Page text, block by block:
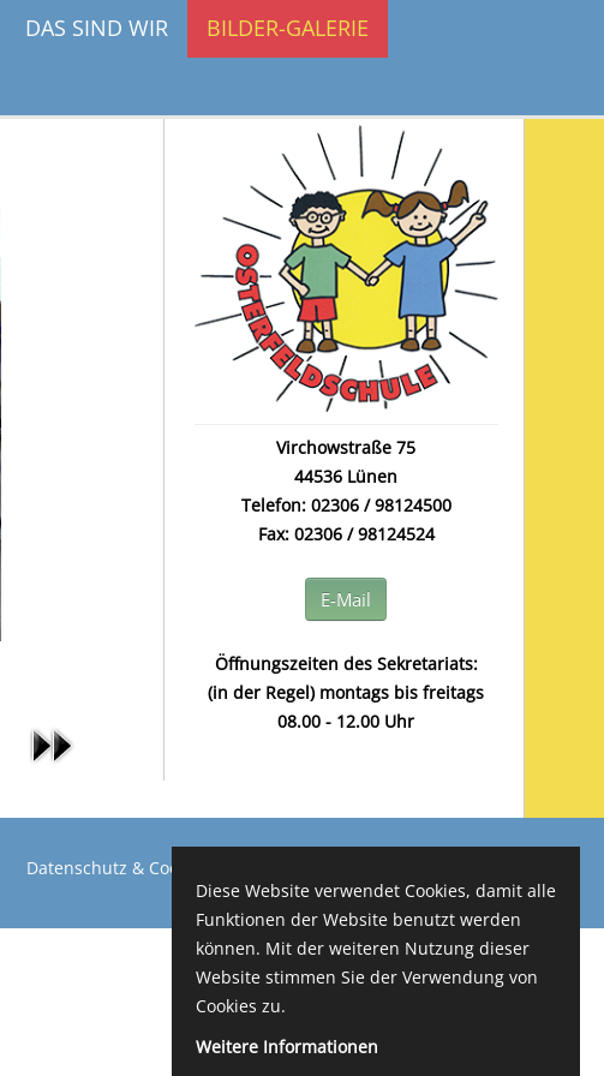
DAS SIND WIR
BILDER-GALERIE
Virchowstraße 75
44536 Lünen
Telefon: 02306 / 98124500
Fax: 02306 / 98124524
E-Mail
Öffnungszeiten des Sekretariats:
(in der Regel) montags bis freitags
08.00 - 12.00 Uhr
Datenschutz & Cookies
Diese Website verwendet Cookies, damit alle
Funktionen der Website benutzt werden
können. Mit der weiteren Nutzung dieser
Website stimmen Sie der Verwendung von
Cookies zu.
Weitere Informationen